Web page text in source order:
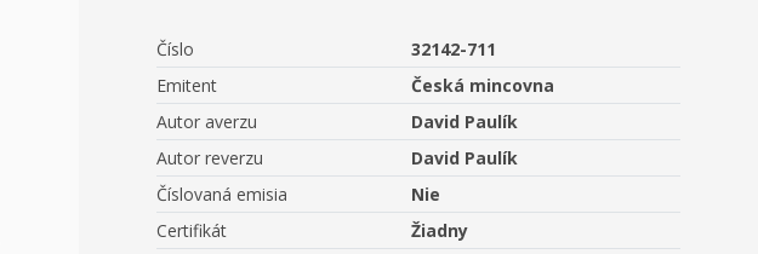
Číslo
32142-711
Emitent
Česká mincovna
Autor averzu
David Paulík
Autor reverzu
David Paulík
Číslovaná emisia
Nie
Certifikát
Žiadny